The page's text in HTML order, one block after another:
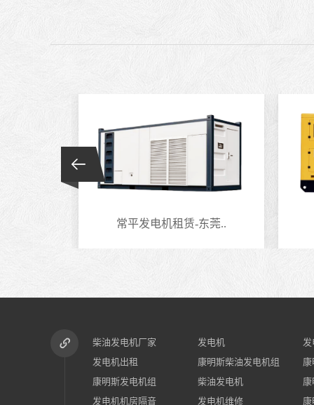
常平发电机租赁-东莞..
柴油发电机厂家 发电机
发电机出租
康明斯柴油发电机组
康明斯发电机组
柴油发电机
发电机机房隔音
发电机维修